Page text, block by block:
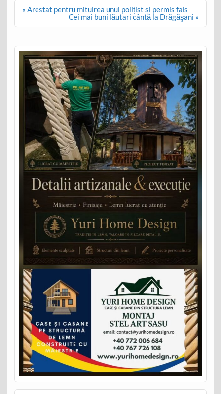
Post
navigation
« Arestat pentru mituirea unui polițist şi permis fals
Cei mai buni lăutari cântă la Drăgăşani »